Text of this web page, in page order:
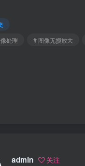
处理
# 图像无损放大
admin 关注